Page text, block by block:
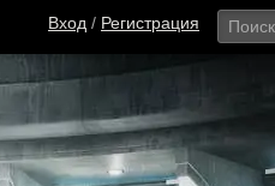
Вход / Регистрация